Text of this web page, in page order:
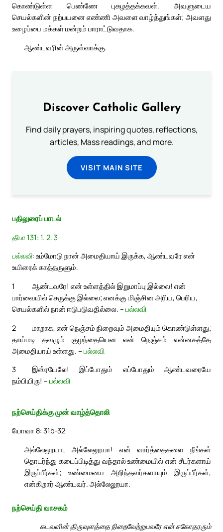
கொண்டுள்ள பெண்ணே புகழத்தக்கவள். அவளுடைய
செயல்களின் நற்பயனை எண்ணி அவளை வாழ்த்துங்கள்; அவளது
உழைப்பை மக்கள் மன்றம் பாராட்டுவதாக.
ஆண்டவரின் அருள்வாக்கு.
Discover Catholic Gallery
Find daily prayers, inspiring quotes, reflections,
articles, Mass readings, and more.
VISIT MAIN SITE
பதிலுரைப் பாடல்
திபா 131: 1. 2. 3
பல்லவி: உம்மோடு நான் அமைதியாய் இருக்க, ஆண்டவரே என்
உயிரைக் காத்தருளும்.
1
ஆண்டவரே! என் உள்ளத்தில் இறுமாப்பு இல்லை! என்
பார்வையில் செருக்கு இல்லை; எனக்கு மிஞ்சின அரிய, பெரிய,
செயல்களில் நான் ஈடுபடுவதில்லை. – பல்லவி
2
மாறாக, என் நெஞ்சம் நிறைவும் அமைதியும் கொண்டுள்ளது;
தாய்மடி தவழும் குழந்தையென என் நெஞ்சம் என்னகத்தே
அமைதியாய் உள்ளது. – பல்லவி
3
இஸ்ரயேலே! இப்போதும் எப்போதும் ஆண்டவரையே
நம்பியிரு! – பல்லவி
நற்செய்திக்கு முன் வாழ்த்தொலி
யோவா 8: 31b-32
அல்லேலூயா, அல்லேலூயா! என் வார்த்தைகளை நீங்கள்
தொடர்ந்து கடைப்பிடித்து வந்தால் உண்மையில் என் சீடர்களாய்
இருப்பீர்கள்; உண்மையை அறிந்தவர்களாயும் இருப்பீர்கள்,
என்கிறார் ஆண்டவர். அல்லேலூயா.
நற்செய்தி வாசகம்
கடவுளின் திருவுளத்தை நிறைவேற்றுபவரே என் சகோதரரும்